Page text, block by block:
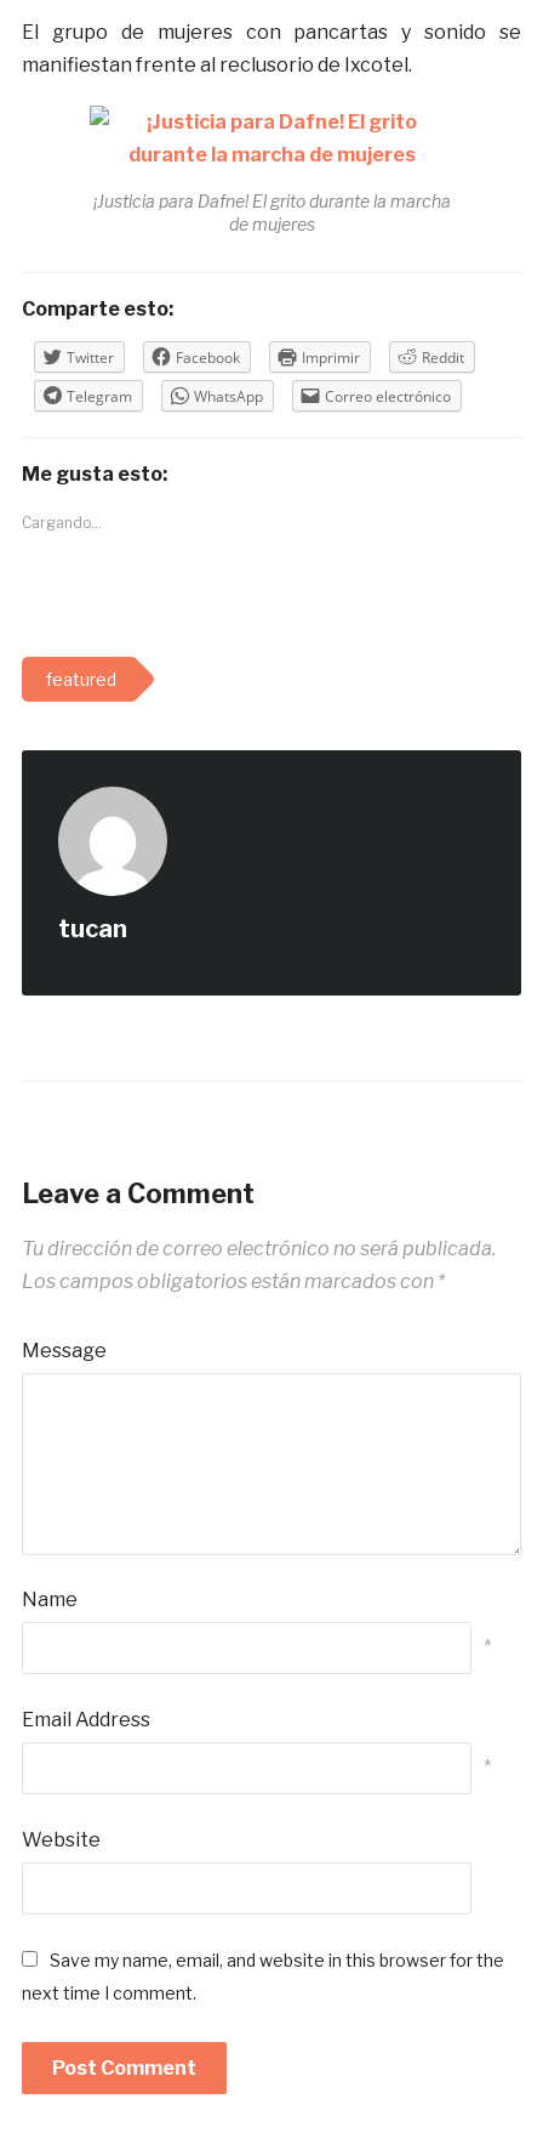
El grupo de mujeres con pancartas y sonido se
manifiestan frente al reclusorio de Ixcotel.
¡Justicia para Dafne! El grito durante la marcha
de mujeres
Comparte esto:
Twitter Facebook Imprimir
Reddit
Telegram
WhatsApp Correo electrónico
Me gusta esto:
Cargando...
featured
tucan
Leave a Comment
Tu dirección de correo electrónico no será publicada.
Los campos obligatorios están marcados con *
Message
Name
*
Email Address
*
Website
Save my name, email, and website in this browser for the
next time I comment.